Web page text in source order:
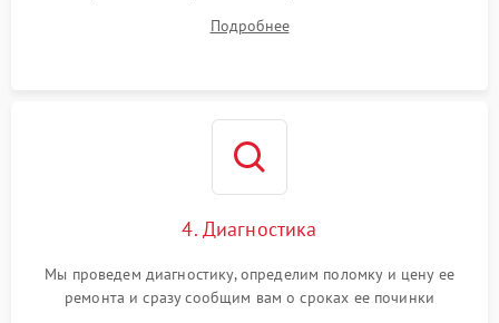
Подробнее
4. Диагностика
Мы проведем диагностику, определим поломку и цену ее
ремонта и сразу сообщим вам о сроках ее починки